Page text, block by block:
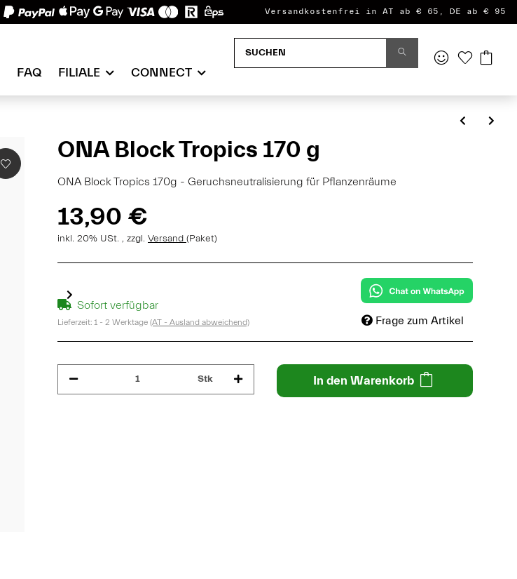
Versandkostenfrei in AT ab € 65, DE ab € 95
FAQ FILIALE CONNECT
ONA Block Tropics 170 g
ONA Block Tropics 170g - Geruchsneutralisierung für Pflanzenräume
13,90 €
inkl. 20% USt. , zzgl. Versand (Paket)
Sofort verfügbar
Lieferzeit: 1 - 2 Werktage (AT - Ausland abweichend) Frage zum Artikel
Stk In den Warenkorb